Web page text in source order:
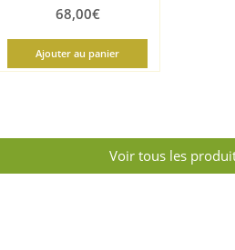
13 mm
Origine : Afrique du Sud /
Bretagne
68,00€
Ajouter au panier
Voir tous les